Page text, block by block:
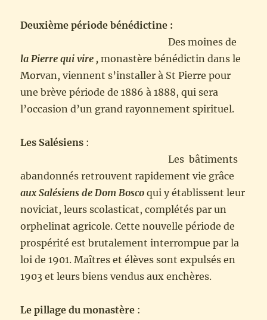
Deuxième période bénédictine :
Des moines de
la Pierre qui vire ,monastère bénédictin dans le
Morvan, viennent s’installer à St Pierre pour
une brève période de 1886 à 1888, qui sera
l’occasion d’un grand rayonnement spirituel.
Les Salésiens :
Les bâtiments
abandonnés retrouvent rapidement vie grâce
aux Salésiens de Dom Bosco qui y établissent leur
noviciat, leurs scolasticat, complétés par un
orphelinat agricole. Cette nouvelle période de
prospérité est brutalement interrompue par la
loi de 1901. Maîtres et élèves sont expulsés en
1903 et leurs biens vendus aux enchères.
Le pillage du monastère :